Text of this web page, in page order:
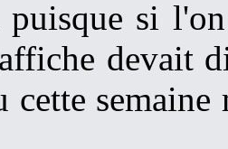
puisque si
devait
cette semaine